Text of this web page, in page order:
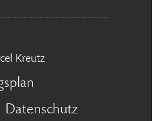
Kreutz
Datenschutz